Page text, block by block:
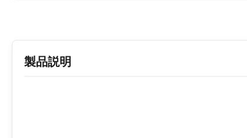
製品説明